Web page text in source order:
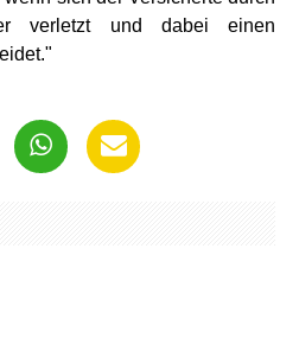
verletzt und dabei einen